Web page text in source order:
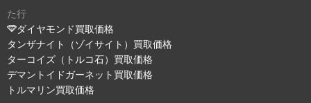
た行
ダイヤモンド買取価格
タンザナイト（ゾイサイト）買取価格
ターコイズ（トルコ石）買取価格
デマントイドガーネット買取価格
トルマリン買取価格